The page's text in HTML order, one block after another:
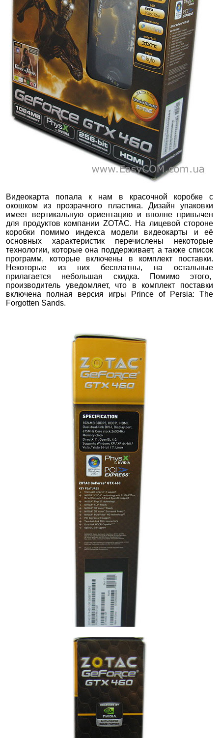
Видеокарта попала к нам в красочной коробке с
окошком из прозрачного пластика. Дизайн упаковки
имеет вертикальную ориентацию и вполне привычен
для продуктов компании ZOTAC. На лицевой стороне
коробки помимо индекса модели видеокарты и её
основных характеристик перечислены некоторые
технологии, которые она поддерживает, а также список
программ, которые включены в комплект поставки.
Некоторые из них бесплатны, на остальные
прилагается небольшая скидка. Помимо этого,
производитель уведомляет, что в комплект поставки
включена полная версия игры Prince of Persia: The
Forgotten Sands.